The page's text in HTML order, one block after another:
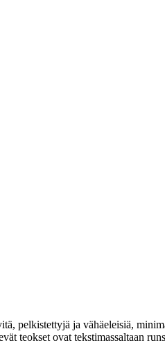
pelkistettyjä ja vähäeleisiä,
teokset ovat tekstimassaltaan